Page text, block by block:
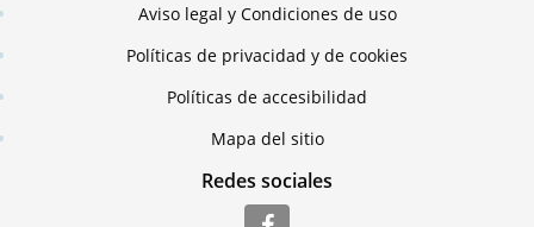
Aviso legal y Condiciones de uso
Políticas de privacidad y de cookies
Políticas de accesibilidad
Mapa del sitio
Redes sociales